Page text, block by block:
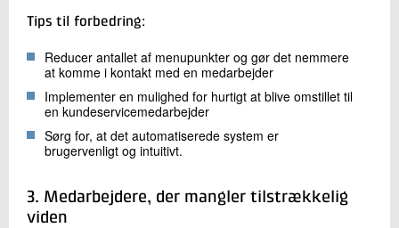
Tips til forbedring:
Reducer antallet af menupunkter og gør det nemmere
at komme i kontakt med en medarbejder
Implementer en mulighed for hurtigt at blive omstillet til
en kundeservicemedarbejder
Sørg for, at det automatiserede system er
brugervenligt og intuitivt.
3. Medarbejdere, der mangler tilstrækkelig
viden